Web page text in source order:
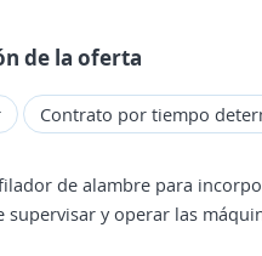
de la oferta
Contrato por tiempo
de alambre para
supervisar y operar las